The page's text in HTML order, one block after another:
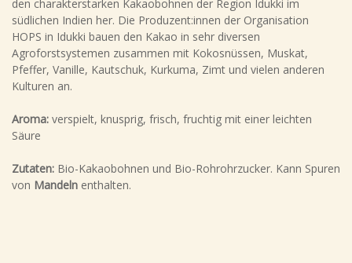
den charakterstarken Kakaobohnen der Region Idukki im
südlichen Indien her. Die Produzent:innen der Organisation
HOPS in Idukki bauen den Kakao in sehr diversen
Agroforstsystemen zusammen mit Kokosnüssen, Muskat,
Pfeffer, Vanille, Kautschuk, Kurkuma, Zimt und vielen anderen
Kulturen an.
Aroma: verspielt, knusprig, frisch, fruchtig mit einer leichten
Säure
Zutaten: Bio-Kakaobohnen und Bio-Rohrohrzucker. Kann Spuren
von Mandeln enthalten.